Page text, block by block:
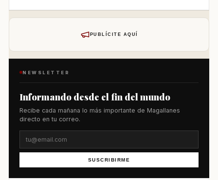
PUBLÍCITE AQUÍ
NEWSLETTER
Informando desde el fin del mundo
Recibe cada mañana lo más importante de Magallanes
directo en tu correo.
SUSCRIBIRME